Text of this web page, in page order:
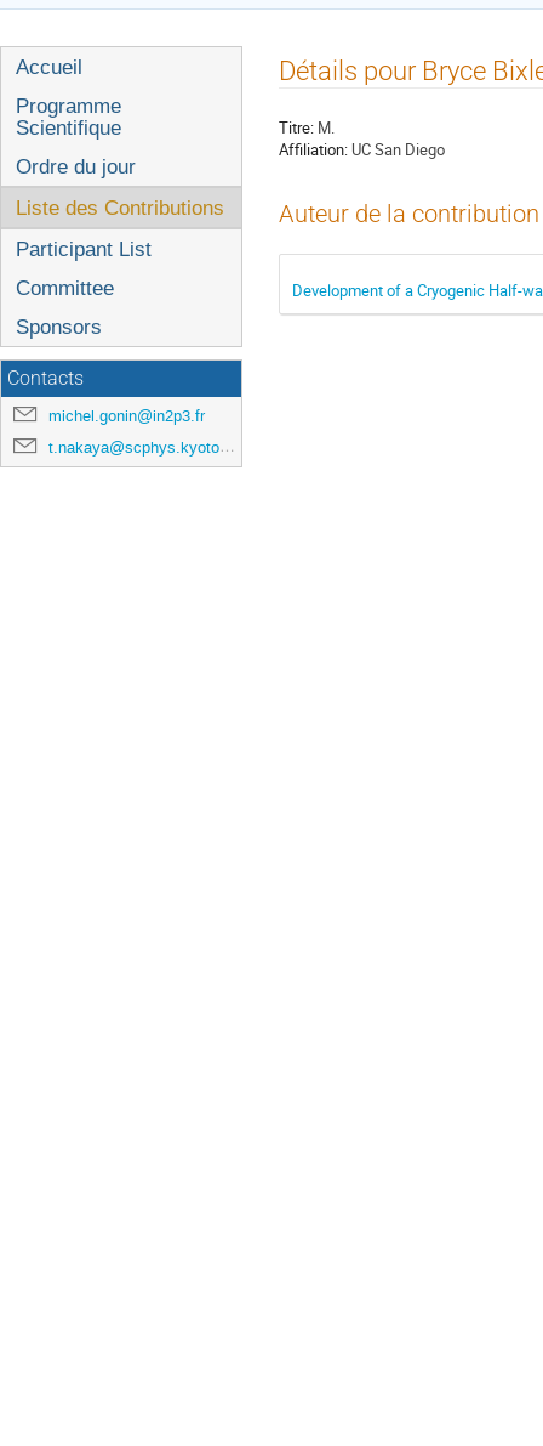
Menu
de
l'événement
Accueil
Programme
Scientifique
Ordre du jour
Liste des Contributions
Participant List
Committee
Sponsors
Contacts
michel.gonin@in2p3.fr
t.nakaya@scphys.kyoto-u.ac.jp
Détails pour Bryce
Titre: M.
Affiliation: UC San Diego
Auteur de la
Development of a Cryogenic Half-